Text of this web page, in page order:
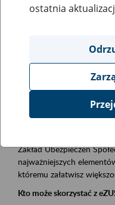
Szkolenia
obsługa klientów
Event description
Platforma Usług
Zakład Ubezpieczeń
najważniejszych
któremu załatwisz
Kto może skorzystać z
ostatnia